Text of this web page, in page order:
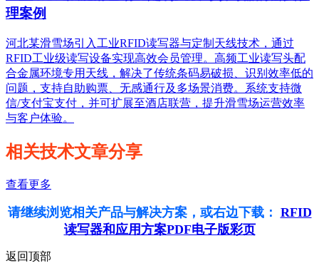
理案例
河北某滑雪场引入工业RFID读写器与定制天线技术，通过
RFID工业级读写设备实现高效会员管理。高频工业读写头配
合金属环境专用天线，解决了传统条码易破损、识别效率低的
问题，支持自助购票、无感通行及多场景消费。系统支持微
信/支付宝支付，并可扩展至酒店联营，提升滑雪场运营效率
与客户体验。
相关技术文章分享
查看更多
请继续浏览相关产品与解决方案，或右边下载： RFID
读写器和应用方案PDF电子版彩页
返回顶部